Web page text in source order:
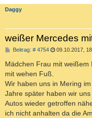
Daggy
weißer Mercedes
Beitrag: # 4754B
i
t
r
g
09.10.2017,
Mädchen Frau mit weißem
mit wehen Fuß.
Wir haben uns in Mering
Jahre später haben wir
Autos wieder getroffen
ich nicht anhalten da die